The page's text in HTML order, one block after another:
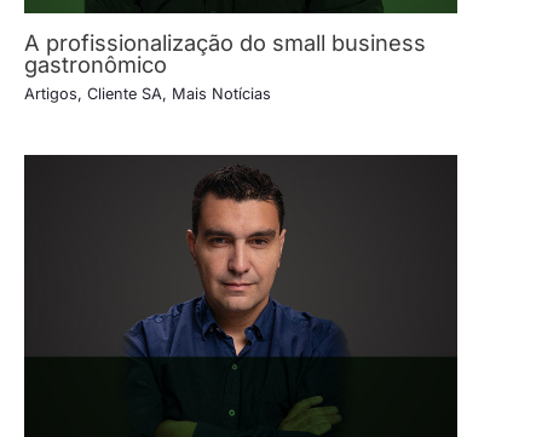
A profissionalização do small business
gastronômico
Artigos, Cliente SA, Mais Notícias